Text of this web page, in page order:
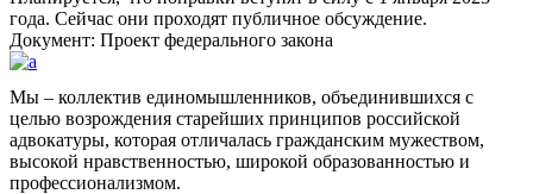
года. Сейчас они проходят публичное обсуждение.
Документ: Проект федерального закона
Мы – коллектив единомышленников, объединившихся с
целью возрождения старейших принципов российской
адвокатуры, которая отличалась гражданским мужеством,
высокой нравственностью, широкой образованностью и
профессионализмом.